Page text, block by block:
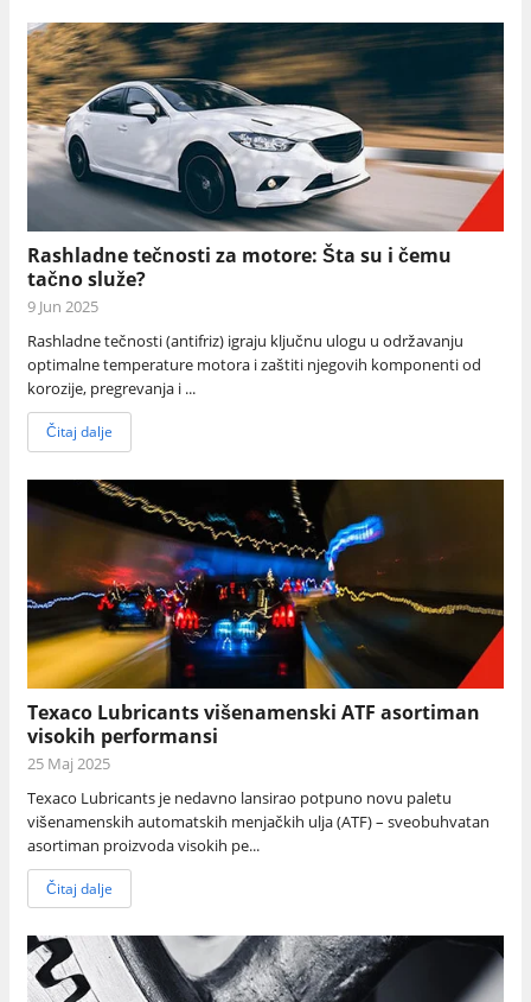
Rashladne tečnosti za motore: Šta su i čemu
tačno služe?
9 Jun 2025
Rashladne tečnosti (antifriz) igraju ključnu ulogu u održavanju
optimalne temperature motora i zaštiti njegovih komponenti od
korozije, pregrevanja i ...
Čitaj dalje
Texaco Lubricants višenamenski ATF asortiman
visokih performansi
25 Maj 2025
Texaco Lubricants je nedavno lansirao potpuno novu paletu
višenamenskih automatskih menjačkih ulja (ATF) – sveobuhvatan
asortiman proizvoda visokih pe...
Čitaj dalje